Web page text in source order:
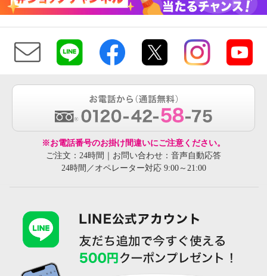
※お電話番号のお掛け間違いにご注意ください。
ご注文：24時間｜お問い合わせ：音声自動応答
24時間／オペレーター対応 9:00～21:00